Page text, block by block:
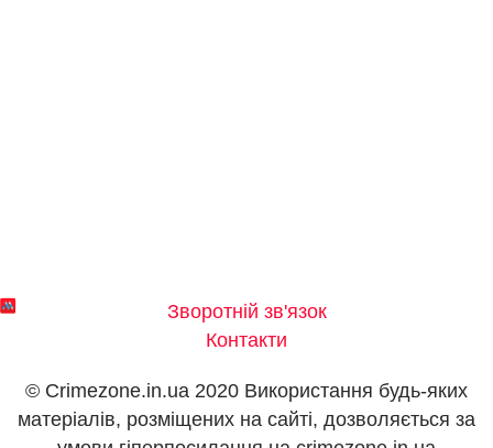
Зворотній зв'язок
Контакти
© Crimezone.in.ua 2020 Використання будь-яких
матеріалів, розміщених на сайті, дозволяється за